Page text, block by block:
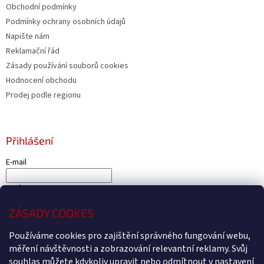
ZÁSADY COOKES
Používáme cookies pro zajištění správného fungování webu,
měření návštěvnosti a zobrazování relevantní reklamy. Svůj
Obchodní podmínky
Podmínky ochrany osobních údajů
Napište nám
Reklamační řád
Zásady používání souborů cookies
Hodnocení obchodu
Prodej podle regionu
Přihlášení
E-mail
Heslo
PŘIHLÁSIT SE
Nová registraceZapomenuté heslo